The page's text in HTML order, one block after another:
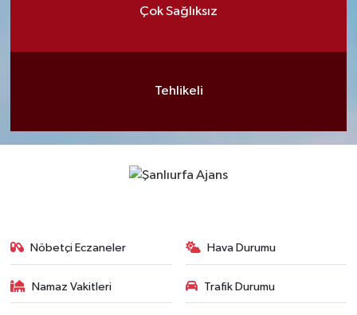
Çok Sağlıksız
Tehlikeli
Nöbetçi Eczaneler Hava Durumu
Namaz Vakitleri Trafik Durumu